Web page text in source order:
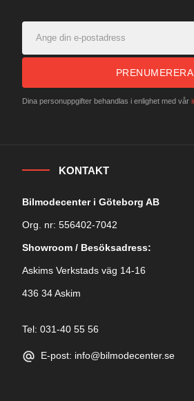
PRENUMERERA
Dina personuppgifter behandlas i enlighet med vår
KONTAKT
Bilmodecenter i Göteborg AB
Org. nr: 556402-7042
Showroom / Besöksadress:
Askims Verkstads väg 14-16
436 34 Askim
Tel: 031-40 55 56
E-post: info@bilmodecenter.se